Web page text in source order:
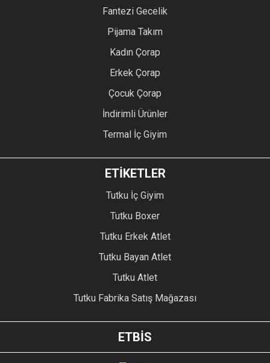
Fantezi Gecelik
Pijama Takım
Kadın Çorap
Erkek Çorap
Çocuk Çorap
İndirimli Ürünler
Termal İç Giyim
ETİKETLER
Tutku İç Giyim
Tutku Boxer
Tutku Erkek Atlet
Tutku Bayan Atlet
Tutku Atlet
Tutku Fabrika Satış Mağazası
ETBİS